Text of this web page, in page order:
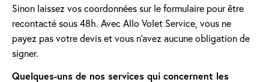
Sinon laissez vos coordonnées sur le formulaire pour être
recontacté sous 48h. Avec Allo Volet Service, vous ne
payez pas votre devis et vous n'avez aucune obligation de
signer.
Quelques-uns de nos services qui concernent les